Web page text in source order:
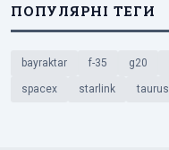
ПОПУЛЯРНІ ТЕГИ
bayraktar f-35 g20
spacex starlink taurus